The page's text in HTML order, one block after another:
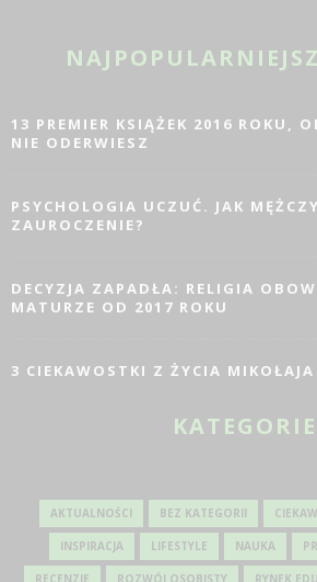
13 PREMIER KSIĄŻEK 2016 ROKU,
NIE ODERWIESZ
PSYCHOLOGIA UCZUĆ. JAK
ZAUROCZENIE?
DECYZJA ZAPADŁA: RELIGIA
MATURZE OD 2017 ROKU
3 CIEKAWOSTKI Z ŻYCIA MIKOŁAJA
KATEGORIE
AKTUALNOŚCI BEZ KATEGORII
INSPIRACJA LIFESTYLE NAUKA
RECENZJE ROZWÓJ OSOBISTY RYNEK